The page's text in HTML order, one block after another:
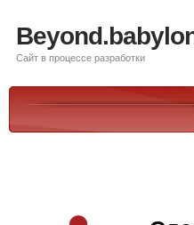
Сайт в процессе разработки